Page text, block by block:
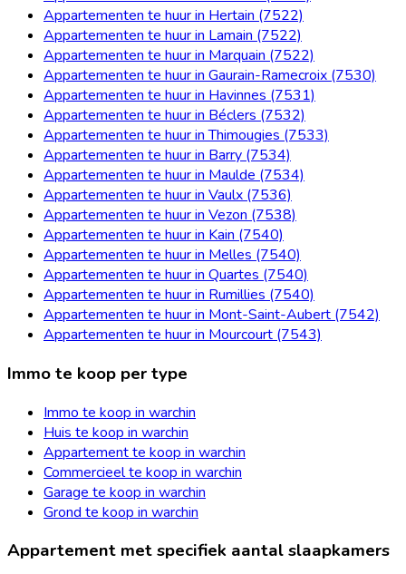
Appartementen te huur in Hertain (7522)
Appartementen te huur in Lamain (7522)
Appartementen te huur in Marquain (7522)
Appartementen te huur in Gaurain-Ramecroix (7530)
Appartementen te huur in Havinnes (7531)
Appartementen te huur in Béclers (7532)
Appartementen te huur in Thimougies (7533)
Appartementen te huur in Barry (7534)
Appartementen te huur in Maulde (7534)
Appartementen te huur in Vaulx (7536)
Appartementen te huur in Vezon (7538)
Appartementen te huur in Kain (7540)
Appartementen te huur in Melles (7540)
Appartementen te huur in Quartes (7540)
Appartementen te huur in Rumillies (7540)
Appartementen te huur in Mont-Saint-Aubert (7542)
Appartementen te huur in Mourcourt (7543)
Immo te koop per type
Immo te koop in warchin
Huis te koop in warchin
Appartement te koop in warchin
Commercieel te koop in warchin
Garage te koop in warchin
Grond te koop in warchin
Appartement met specifiek aantal slaapkamers